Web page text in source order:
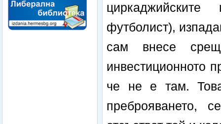
футболист),
сам внесе
инвестиционното
че не е там.
преброяването,